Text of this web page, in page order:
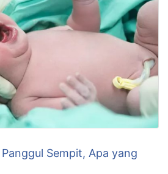
Sempit, Apa yang